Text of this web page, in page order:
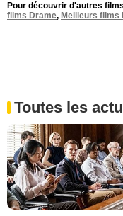
Pour découvrir d'autres
films Drame, Meilleurs films
Toutes les